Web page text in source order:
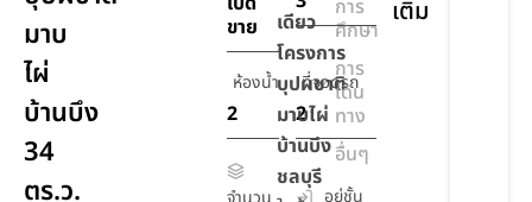
มาบ
ไผ่
บ้านบึง
34
ตร.ว.
ขาย
ห้องน้ำ
2
ที่จอดรถ
2
อยู่ชั้น
เดียว
โครงการ
บุปผชาติ
มาบไผ่
บ้านบึง
ชลบุรี
การ
ศึกษา
การ
เดิน
ทาง
อื่นๆ
เติม